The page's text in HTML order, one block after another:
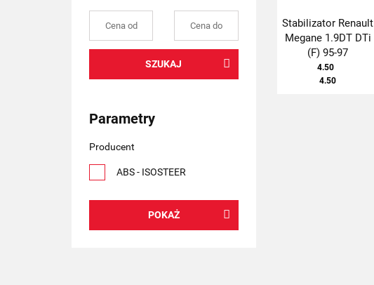
SZUKAJ
Parametry
Producent
ABS - ISOSTEER
POKAŻ
Stabilizator Renault
Megane 1.9DT DTi
(F) 95-97
4.50
4.50